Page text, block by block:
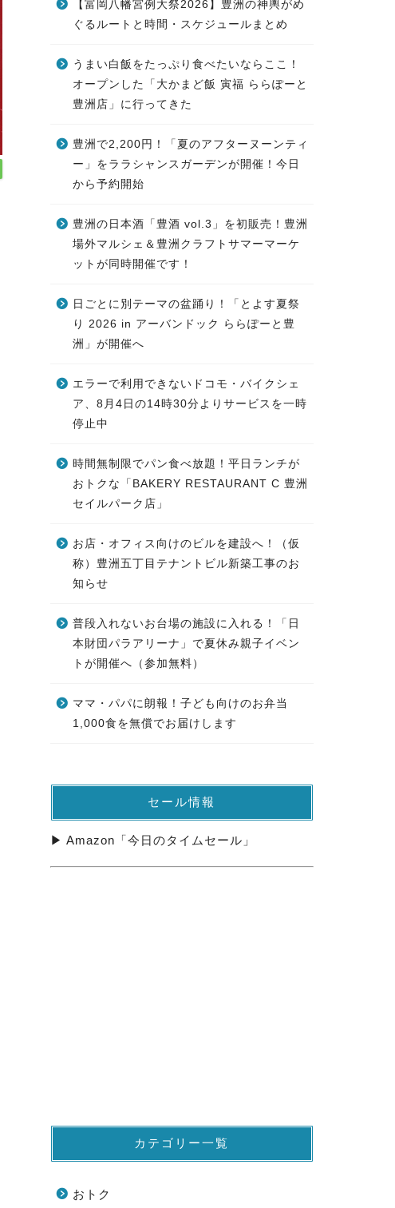
【富岡八幡宮例大祭2026】豊洲の神輿がめ
ぐるルートと時間・スケジュールまとめ
うまい白飯をたっぷり食べたいならここ！
オープンした「大かまど飯 寅福 ららぽーと
豊洲店」に行ってきた
豊洲で2,200円！「夏のアフターヌーンティ
ー」をララシャンスガーデンが開催！今日
から予約開始
豊洲の日本酒「豊酒 vol.3」を初販売！豊洲
場外マルシェ＆豊洲クラフトサマーマーケ
ットが同時開催です！
日ごとに別テーマの盆踊り！「とよす夏祭
り 2026 in アーバンドック ららぽーと豊
洲」が開催へ
エラーで利用できないドコモ・バイクシェ
ア、8月4日の14時30分よりサービスを一時
停止中
時間無制限でパン食べ放題！平日ランチが
おトクな「BAKERY RESTAURANT C 豊洲
セイルパーク店」
お店・オフィス向けのビルを建設へ！（仮
称）豊洲五丁目テナントビル新築工事のお
知らせ
普段入れないお台場の施設に入れる！「日
本財団パラアリーナ」で夏休み親子イベン
トが開催へ（参加無料）
ママ・パパに朗報！子ども向けのお弁当
1,000食を無償でお届けします
セール情報
▶ Amazon「今日のタイムセール」
カテゴリー一覧
おトク